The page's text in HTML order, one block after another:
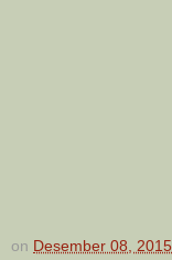
on Desember 08, 2015